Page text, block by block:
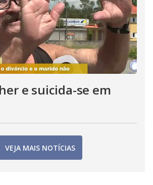
e suicida-se em
VEJA MAIS NOTÍCIAS